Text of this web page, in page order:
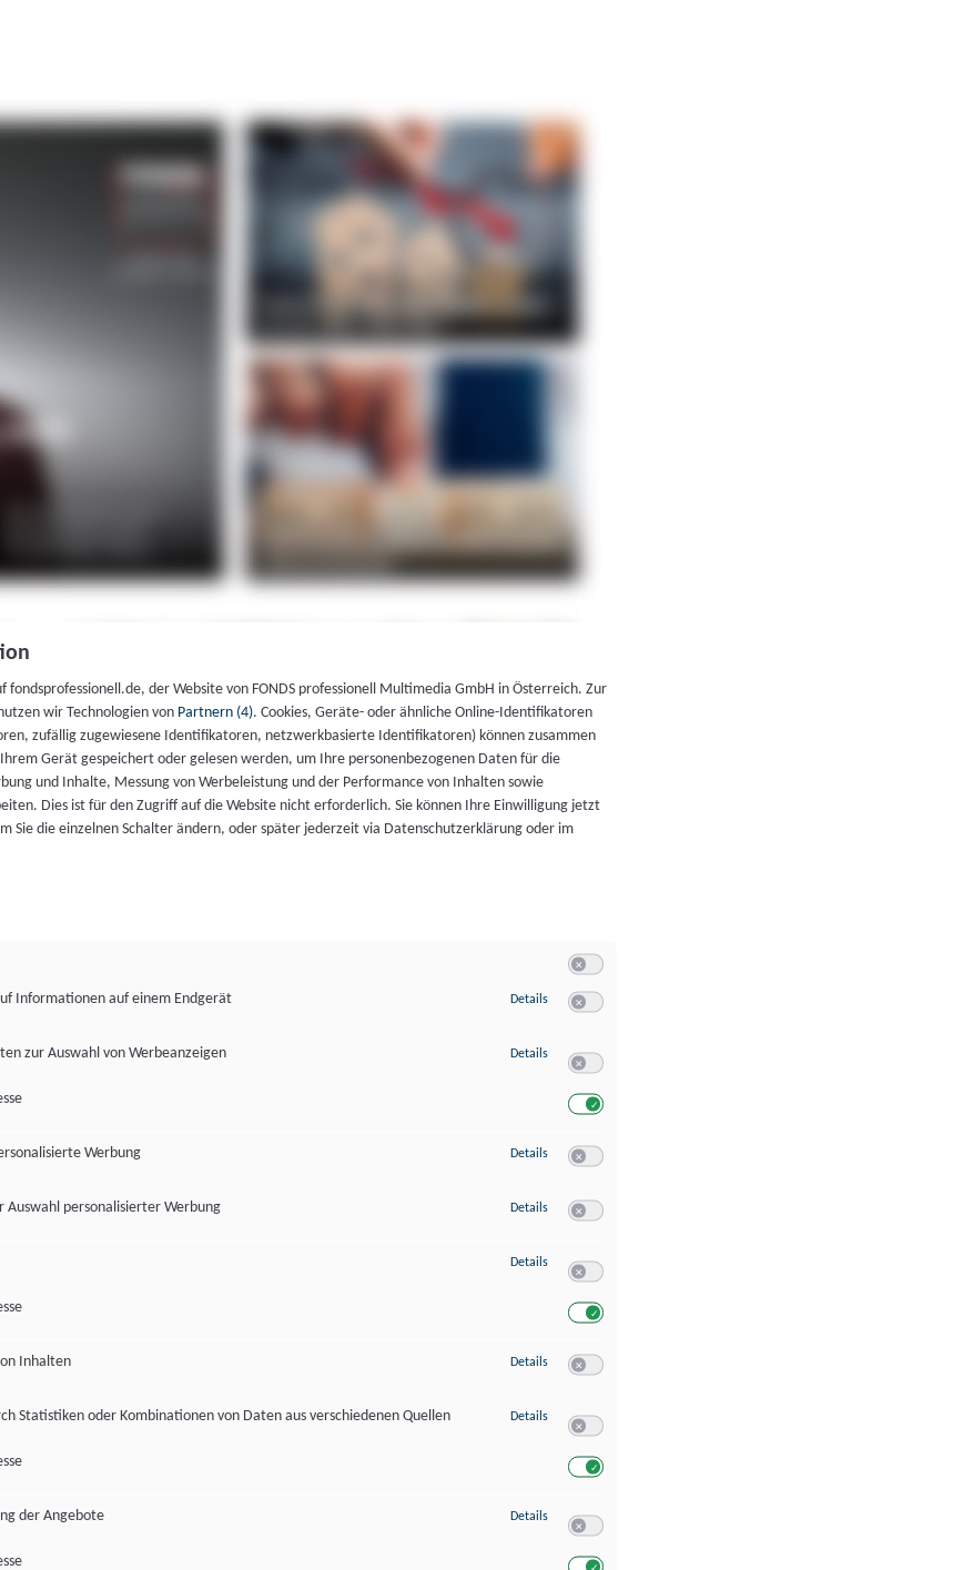
fondsprofessionell.de, der Website von FONDS professionell Multimedia GmbH in Österreich. Zur
wir Technologien von Partnern (4). Cookies, Geräte- oder ähnliche Online-Identifikatoren
zufällig zugewiesene Identifikatoren, netzwerkbasierte Identifikatoren) können zusammen
Gerät gespeichert oder gelesen werden, um Ihre personenbezogenen Daten für die
und Inhalte, Messung von Werbeleistung und der Performance von Inhalten sowie
Dies ist für den Zugriff auf die Website nicht erforderlich. Sie können Ihre Einwilligung jetzt
Sie die einzelnen Schalter ändern, oder später jederzeit via Datenschutzerklärung oder im
Informationen auf einem Endgerät
Details zu Speichern von oder Zugriff auf Informationen auf einem Endgerät
zur Auswahl von Werbeanzeigen
Details zu Verwendung reduzierter Daten zur Auswahl von Werbeanzeigen
Werbung
Details zu Erstellung von Profilen für personalisierte Werbung
Auswahl personalisierter Werbung
Details zu Verwendung von Profilen zur Auswahl personalisierter Werbung
Details zu Messung der Werbeleistung
Inhalten
Details zu Messung der Performance von Inhalten
Statistiken oder Kombinationen von Daten aus verschiedenen Quellen
Details zu Analyse von Zielgruppen durch Statistiken oder Kombinationen von
der Angebote
Details zu Entwicklung und Verbesserung der Angebote